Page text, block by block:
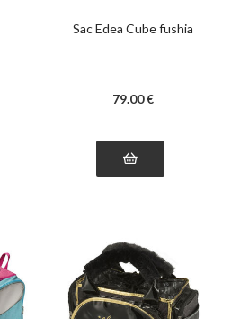
Sac Edea Cube fushia
79.00 €